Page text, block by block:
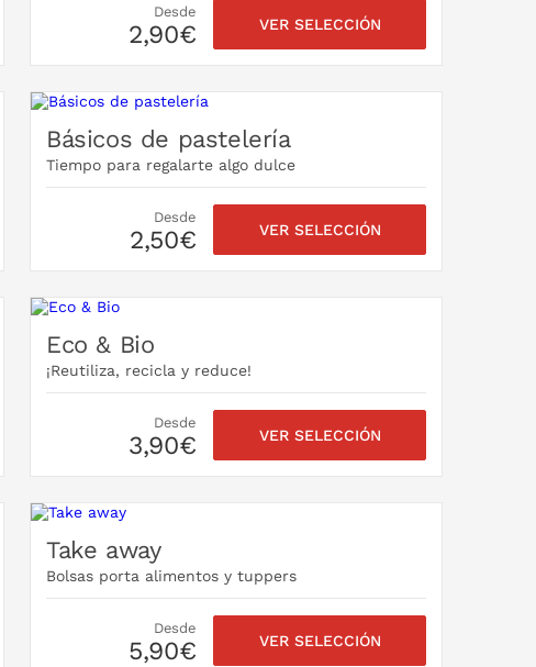
Desde
2,90€ VER SELECCIÓN
Básicos de pastelería
Tiempo para regalarte algo dulce
Desde
2,50€ VER SELECCIÓN
Eco & Bio
¡Reutiliza, recicla y reduce!
Desde
3,90€ VER SELECCIÓN
Take away
Bolsas porta alimentos y tuppers
Desde
5,90€ VER SELECCIÓN